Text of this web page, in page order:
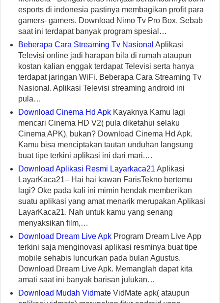
esports di indonesia pastinya membagikan profit para
gamers- gamers. Download Nimo Tv Pro Box. Sebab
saat ini terdapat banyak program spesial…
Beberapa Cara Streaming Tv Nasional Aplikasi
Televisi online jadi harapan bila di rumah ataupun
kostan kalian enggak terdapat Televisi serta hanya
terdapat jaringan WiFi. Beberapa Cara Streaming Tv
Nasional. Aplikasi Televisi streaming android ini
pula…
Download Cinema Hd Apk Kayaknya Kamu lagi
mencari Cinema HD V2( pula diketahui selaku
Cinema APK), bukan? Download Cinema Hd Apk.
Kamu bisa menciptakan tautan unduhan langsung
buat tipe terkini aplikasi ini dari mari.…
Download Aplikasi Resmi Layarkaca21 Aplikasi
LayarKaca21– Hai hai kawan FarisTekno bertemu
lagi? Oke pada kali ini mimin hendak memberikan
suatu aplikasi yang amat menarik merupakan Aplikasi
LayarKaca21. Nah untuk kamu yang senang
menyaksikan film,…
Download Dream Live Apk Program Dream Live App
terkini saja menginovasi aplikasi resminya buat tipe
mobile sehabis luncurkan pada bulan Agustus.
Download Dream Live Apk. Memanglah dapat kita
amati saat ini banyak barisan julukan…
Download Mudah Vidmate VidMate apk( ataupun